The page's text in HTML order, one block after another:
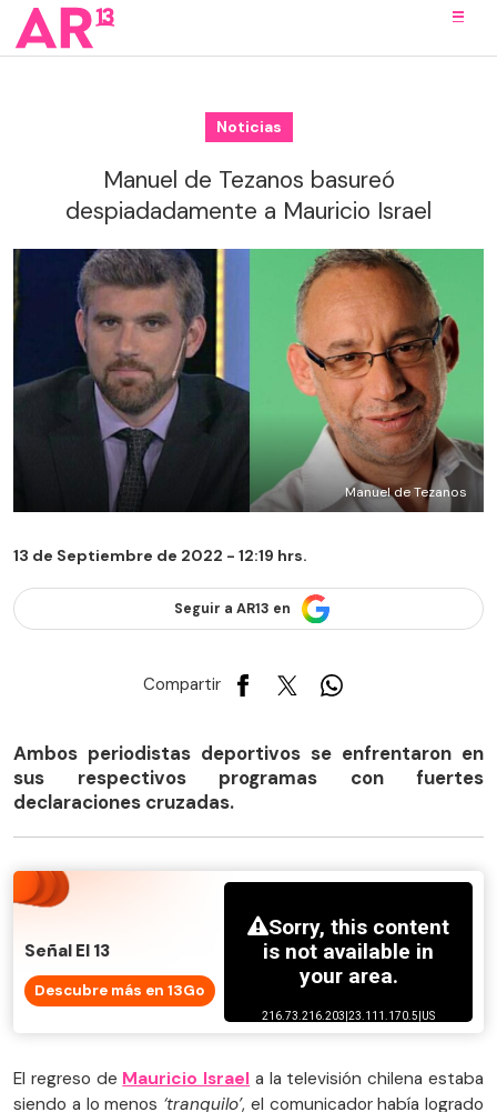
Noticias
Manuel de Tezanos basureó
despiadadamente a Mauricio Israel
Manuel de Tezanos
13 de Septiembre de 2022 - 12:19 hrs.
Seguir a AR13 en
Compartir
Ambos periodistas deportivos se enfrentaron en
sus respectivos programas con fuertes
declaraciones cruzadas.
Señal El 13
Descubre más en 13Go
El regreso de Mauricio Israel a la televisión chilena estaba
siendo a lo menos ‘tranquilo’, el comunicador había logrado